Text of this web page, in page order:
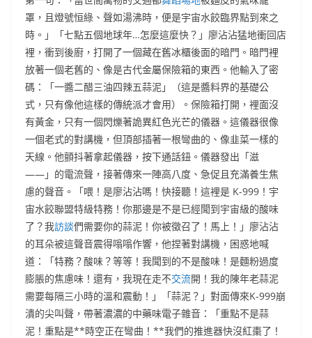
罩，且燈號恒綠、聲如湯沸時，便是宇宙水餃臨界點到來之
時。」「七點五個地球年…怎麼這麼快？」廖沾沾猛地衝回店
裡，衝到後廚，打開了一個藏在舊冰櫃後面的暗門。暗門裡
放著一個老舊的、像是古代金屬保險箱的東西。他輸入了密
碼：「一醬二醋三油四辣五蒜泥」（這是醬料界的基礎公
式，只有像他這樣的傳統派才會用）。保險箱打開，裡面沒
有黃金，只有一個閃爍著詭異紅色光芒的儀器。這儀器很像
一個老式的對講機，但頂部插著一根彎曲的、像韭菜一樣的
天線。他顫抖著拿起儀器，按下通話鈕。儀器發出「滋
——」的電流聲，接著傳來一陣高八度、急促且充滿養生焦
慮的聲音。「喂！是廖沾沾嗎！快接聽！這裡是 K-999！宇
宙水餃聯盟特級特務！你那邊是不是已經聞到宇宙級的酸味
了？我訪談們需要你的蒜泥！你被徵召了！馬上！」廖沾沾
的耳朵被這聲音震得嗡嗡作響，他捏著對講機，困惑地喊
道：「特務？酸味？等等！我聞到的不是酸味！是麵粉過度
膨脹的焦慮味！還有，我現在走不交流開！我的陳年老蒜泥
需要每隔三小時的溫和震動！」「蒜泥？」對面傳來K-999崩
潰的尖叫聲，帶著濃濃的中藥味電子雜音：「重點不是蒜
泥！重點是**時空正在彎曲！**我們的推進器快沒紅棗了！